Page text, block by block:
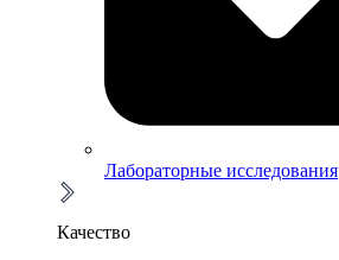
Лабораторные исследования
Качество